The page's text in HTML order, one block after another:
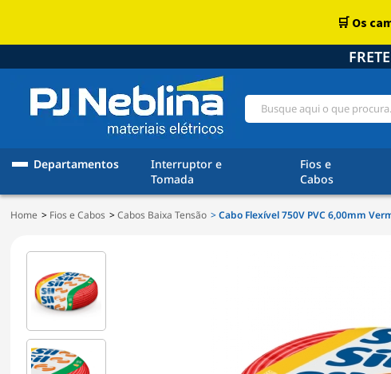
FRETE
Departamentos
Interruptor e
Tomada
Fios e
Cabos
Home Fios e Cabos Cabos Baixa Tensão Cabo Flexível 750V PVC 6,00mm